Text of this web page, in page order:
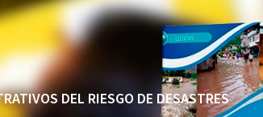
DEL RIESGO DE DESASTRES